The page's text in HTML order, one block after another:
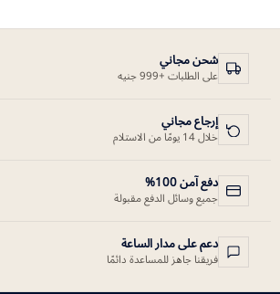
شحن مجاني
على الطلبات +999 جنيه
إرجاع مجاني
خلال 14 يومًا من الاستلام
دفع آمن 100%
جميع وسائل الدفع مقبولة
دعم على مدار الساعة
فريقنا جاهز للمساعدة دائمًا